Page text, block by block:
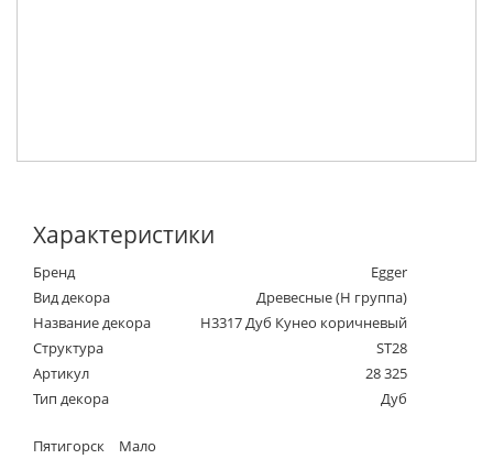
Характеристики
Бренд
Egger
Вид декора
Древесные (Н группа)
Название декора
H3317 Дуб Кунео коричневый
Структура
ST28
Артикул
28 325
Тип декора
Дуб
Пятигорск
Мало